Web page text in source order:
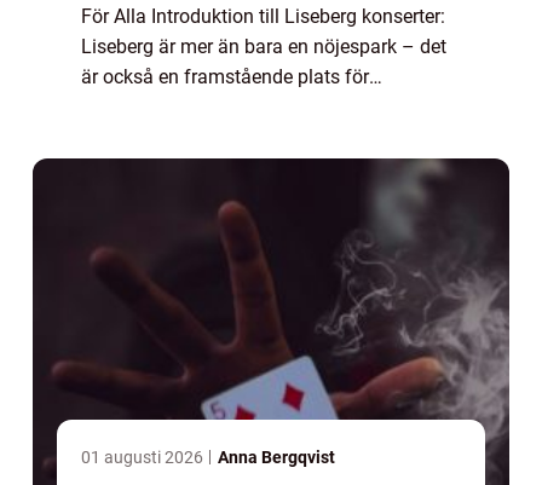
För Alla Introduktion till Liseberg konserter:
Liseberg är mer än bara en nöjespark – det
är också en framstående plats för
01 augusti 2026 Anna Bergqvist